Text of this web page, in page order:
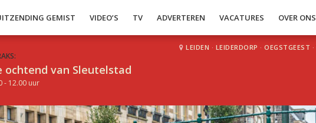
GEMIST VIDEO’S TV ADVERTEREN VACATURES OVER ONS
ochtend van Sleutelstad
- 12.00 uur
LEIDEN · LEIDERDORP · OEGSTGEEST ·